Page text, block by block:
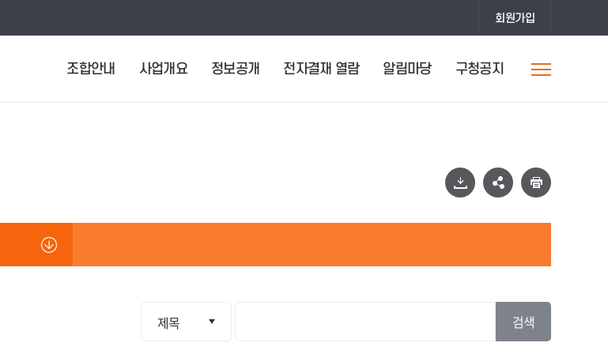
회원가입
조합안내 사업개요 정보공개 전자결재 열람 알림마당 구청공지
검색